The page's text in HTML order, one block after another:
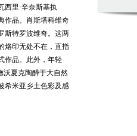
西里·辛奈斯基执
作品。肖斯塔科维奇
斯特罗波维奇。这两
烙印无处不在，直指
作品。此外，年轻
沃夏克陶醉于大自然
希米亚乡土色彩及感
钢琴
·格斯